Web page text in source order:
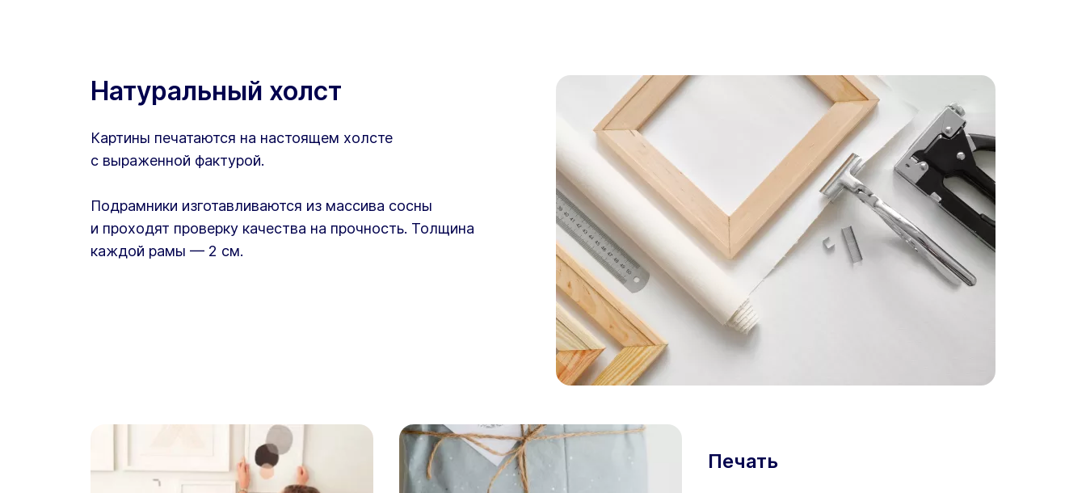
Натуральный холст
Картины печатаются на настоящем холсте
с выраженной фактурой.
Подрамники изготавливаются из массива сосны
и проходят проверку качества на прочность. Толщина
каждой рамы — 2 см.
Печать